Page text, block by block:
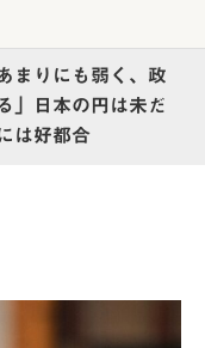
まりにも弱く、政
」日本の円は未だ
は好都合